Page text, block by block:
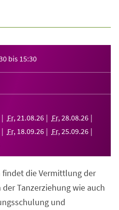
bis 15:30
Fr, 21 .08.26 Fr, 28.08.26
Fr, 18.09.26 Fr, 25.09.26
die Vermittlung der
Tanzerziehung wie auch
und